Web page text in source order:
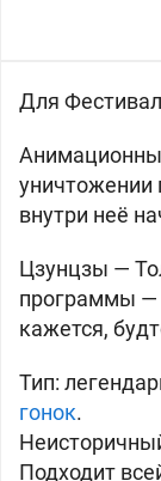
Для
уничтожении
внутри неё
Цзунцзы —
программы —
кажется,
Тип:
гонок.
Подходит